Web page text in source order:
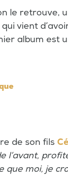
le retrouve,
vient
album est
de son fils
l’avant,
moi, je